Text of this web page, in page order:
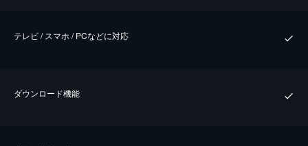
テレビ / スマホ / PCなどに対応
ダウンロード機能